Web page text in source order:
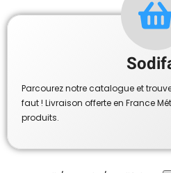
Parcourez notre catalogue et
faut ! Livraison offerte en France
produits.